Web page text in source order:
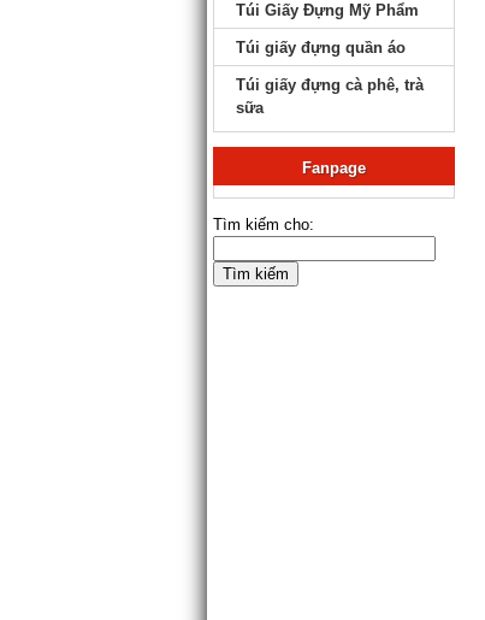
Túi Giấy Đựng Mỹ Phẩm
Túi giấy đựng quần áo
Túi giấy đựng cà phê, trà
sữa
Fanpage
Tìm kiếm cho: